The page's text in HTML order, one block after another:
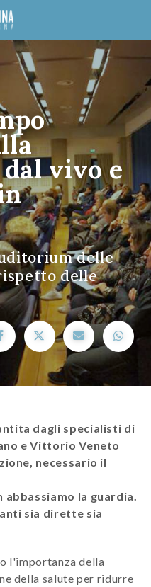
vivo e
delle
delle
dagli specialisti di
e Vittorio Veneto
necessario il
abbassiamo la guardia.
sia dirette sia
l'importanza della
della salute per ridurre